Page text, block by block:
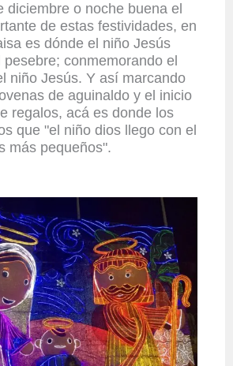
diciembre o noche buena el
de estas festividades, en
es dónde el niño Jesús
conmemorando el
niño Jesús. Y así marcando
de aguinaldo y el inicio
regalos, acá es donde los
que "el niño dios llego con el
más pequeños".